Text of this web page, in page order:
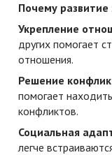
Почему
Укрепление
других помогает
отношения.
Решение
помогает
конфликтов.
Социальная
легче